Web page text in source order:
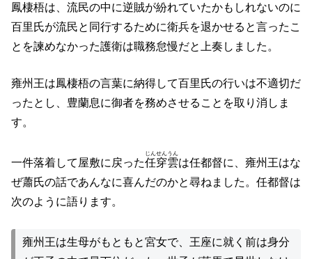
鳳棲梧は、流民の中に逆賊が紛れていたかもしれないのに
百里氏が流民と同行するために衛兵を退かせると言ったこ
とを諫めなかった護衛は職務怠慢だと上奏しました。
雍州王は鳳棲梧の言葉に納得して百里氏の行いは不適切だ
ったとし、豊蘭息に御者を務めさせることを取り消しま
す。
一件落着して屋敷に戻った任穿雲
じんせんうん
は任都督に、雍州王はな
ぜ蕭氏の話であんなに喜んだのかと尋ねました。任都督は
次のように語ります。
雍州王は生母がもともと宮女で、王座に就く前は身分